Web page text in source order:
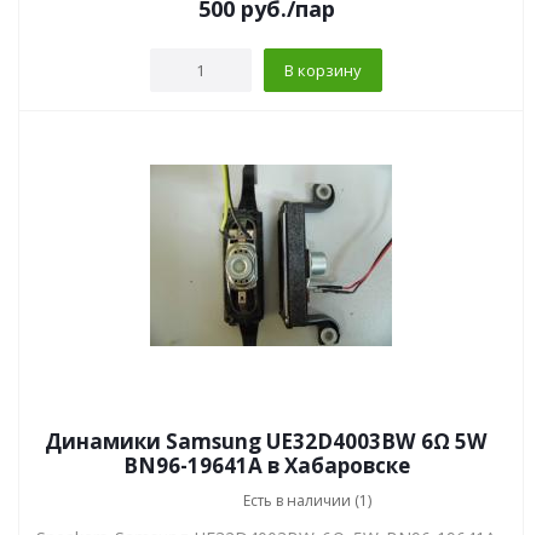
500 руб./пар
В корзину
Динамики Samsung UE32D4003BW 6Ω 5W
BN96-19641A в Хабаровске
Есть в наличии (1)